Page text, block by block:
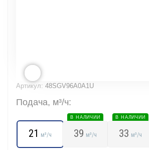
Артикул: 48SGV96A0A1U
Подача, м³/ч:
21 м³/ч 39
В НАЛИЧИИ
м³/ч 33
В НАЛИЧИИ
м³/ч